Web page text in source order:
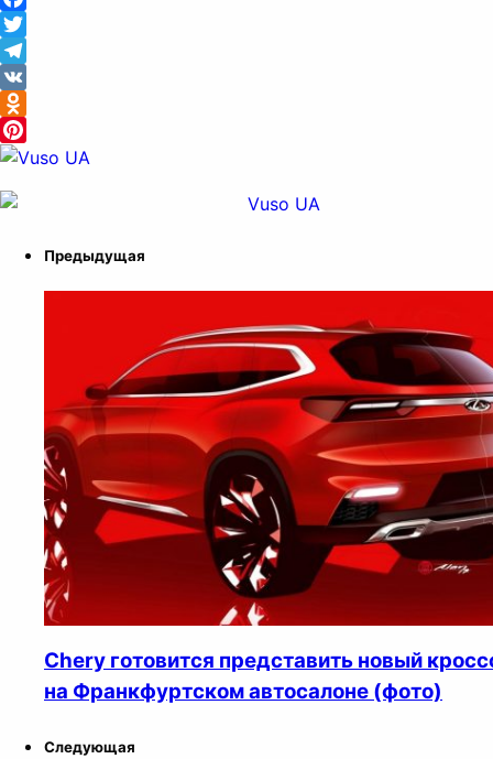
Facebook
Twitter
Telegram
VK
Odnoklassniki
Pinterest
Предыдущая
Chery готовится представить новый
на Франкфуртском автосалоне (фото)
Следующая